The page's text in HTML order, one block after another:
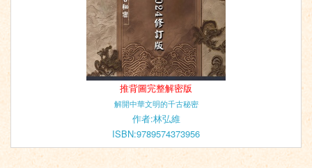
推背圖完整解密版
解開中華文明的千古秘密
作者:林弘維
ISBN:9789574373956